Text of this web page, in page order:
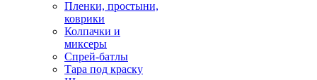
Пленки, простыни,
коврики
Колпачки и
миксеры
Спрей-батлы
Тара под краску